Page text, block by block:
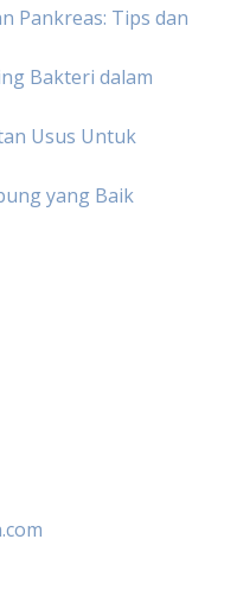
Pankreas: Tips dan
Bakteri dalam
Usus Untuk
yang Baik